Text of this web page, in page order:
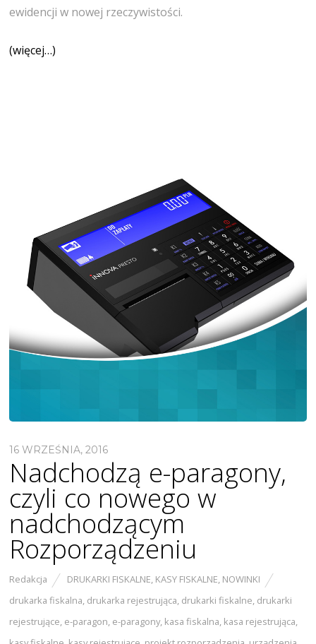
ewidencji w nowej rzeczywistości.
(więcej…)
16 WRZEŚNIA, 2016
Nadchodzą e-paragony,
czyli co nowego w
nadchodzącym
Rozporządzeniu
Redakcja DRUKARKI FISKALNE, KASY FISKALNE, NOWINKI
drukarka fiskalna, drukarka rejestrująca, drukarki fiskalne, drukarki
rejestrujące, e-paragon, e-paragony, kasa fiskalna, kasa rejestrująca,